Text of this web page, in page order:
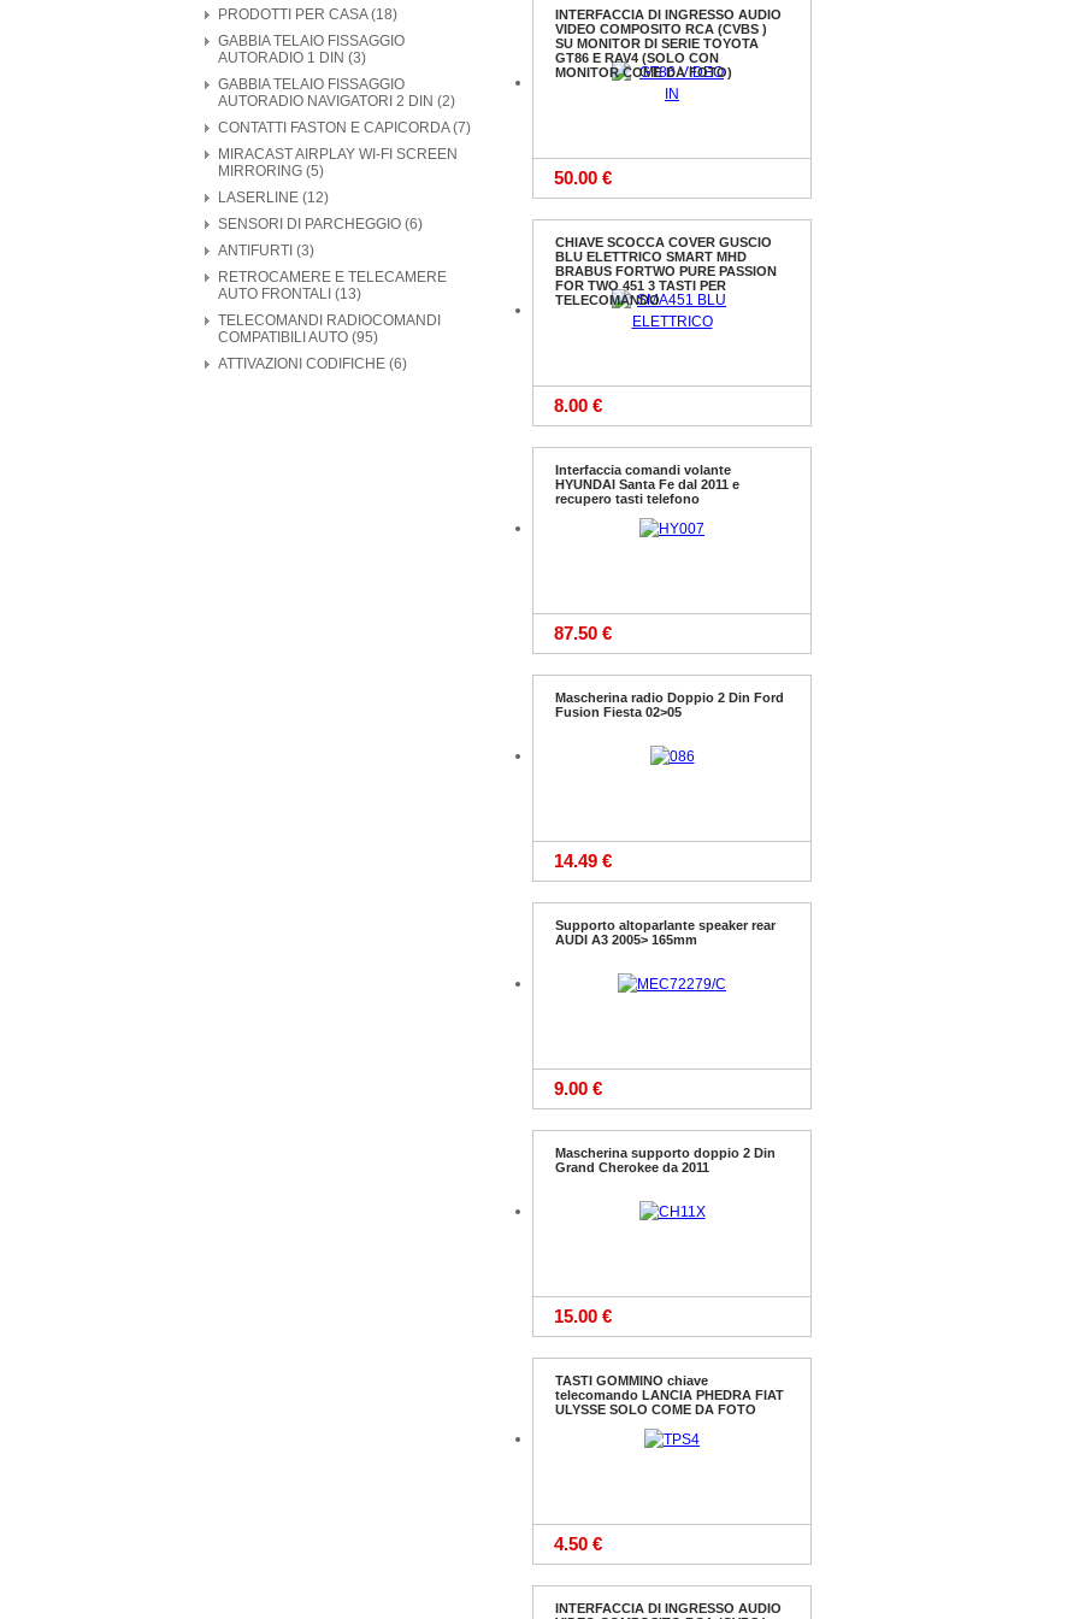
PRODOTTI PER CASA (18)
GABBIA TELAIO FISSAGGIO
AUTORADIO 1 DIN (3)
GABBIA TELAIO FISSAGGIO
AUTORADIO NAVIGATORI 2 DIN (2)
CONTATTI FASTON E CAPICORDA (7)
MIRACAST AIRPLAY WI-FI SCREEN
MIRRORING (5)
LASERLINE (12)
SENSORI DI PARCHEGGIO (6)
ANTIFURTI (3)
RETROCAMERE E TELECAMERE
AUTO FRONTALI (13)
TELECOMANDI RADIOCOMANDI
COMPATIBILI AUTO (95)
ATTIVAZIONI CODIFICHE (6)
INTERFACCIA DI INGRESSO AUDIO
VIDEO COMPOSITO RCA (CVBS )
SU MONITOR DI SERIE TOYOTA
GT86 E RAV4 (SOLO CON
MONITOR COME DA FOTO)
50.00 €
CHIAVE SCOCCA COVER GUSCIO
BLU ELETTRICO SMART MHD
BRABUS FORTWO PURE PASSION
FOR TWO 451 3 TASTI PER
TELECOMANDO
8.00 €
Interfaccia comandi volante
HYUNDAI Santa Fe dal 2011 e
recupero tasti telefono
87.50 €
Mascherina radio Doppio 2 Din Ford
Fusion Fiesta 02>05
14.49 €
Supporto altoparlante speaker rear
AUDI A3 2005> 165mm
9.00 €
Mascherina supporto doppio 2 Din
Grand Cherokee da 2011
15.00 €
TASTI GOMMINO chiave
telecomando LANCIA PHEDRA FIAT
ULYSSE SOLO COME DA FOTO
4.50 €
INTERFACCIA DI INGRESSO AUDIO